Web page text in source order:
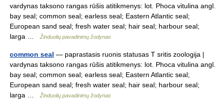
vardynas taksono rangas rūšis atitikmenys: lot. Phoca vitulina angl.
bay seal; common seal; earless seal; Eastern Atlantic seal;
European sand seal; fresh water seal; hair seal; harbour seal;
larga …
Žinduolių pavadinimų žodynas
common seal — paprastasis ruonis statusas T sritis zoologija |
vardynas taksono rangas rūšis atitikmenys: lot. Phoca vitulina angl.
bay seal; common seal; earless seal; Eastern Atlantic seal;
European sand seal; fresh water seal; hair seal; harbour seal;
larga …
Žinduolių pavadinimų žodynas